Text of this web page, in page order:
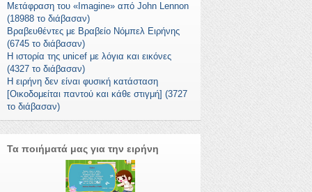
Μετάφραση του «Imagine» από John Lennon
(18988 το διάβασαν)
Βραβευθέντες με Βραβείο Νόμπελ Ειρήνης
(6745 το διάβασαν)
Η ιστορία της unicef με λόγια και εικόνες
(4327 το διάβασαν)
Η ειρήνη δεν είναι φυσική κατάσταση
[Οικοδομείται παντού και κάθε στιγμή] (3727
το διάβασαν)
Τα ποιήματά μας για την ειρήνη